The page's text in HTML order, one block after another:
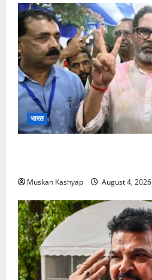
भारत
Muskan Kashyap August 4, 2026